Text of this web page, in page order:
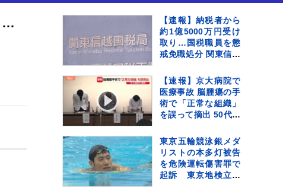
「首を締められるか・海に入るか選べ」 『首絞め暴行動画』拡散問題 関係生徒＆児童は【計8人】
【速報】納税者から
約1億5000万円受け
取り…国税職員を懲
戒免職処分 関東信越
いで刑事告発も
【速報】京大病院で
医療事故 脳腫瘍の手
術で「正常な組織」
を誤って摘出 50代女
きず
東京五輪競泳銀メダ
リストの本多灯被告
を危険運転傷害罪で
起訴 東京地検立川